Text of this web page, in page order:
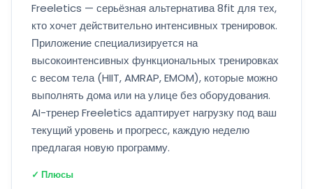
Freeletics — серьёзная альтернатива 8fit для тех,
кто хочет действительно интенсивных тренировок.
Приложение специализируется на
высокоинтенсивных функциональных тренировках
с весом тела (HIIT, AMRAP, EMOM), которые можно
выполнять дома или на улице без оборудования.
AI-тренер Freeletics адаптирует нагрузку под ваш
текущий уровень и прогресс, каждую неделю
предлагая новую программу.
✓ Плюсы